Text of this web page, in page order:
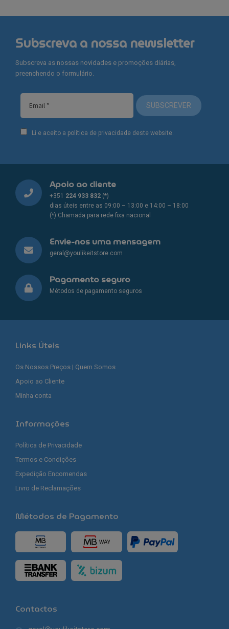
Subscreva a nossa newsletter
Subscreva as nossas novidades e promoções diárias,
preenchendo o formulário.
SUBSCREVER
Li e aceito a política de privacidade deste website.
Apoio ao cliente
+351 224 933 832 (*)
dias úteis entre as 09:00 – 13:00 e 14:00 – 18:00
(*) Chamada para rede fixa nacional
Envie-nos uma mensagem
geral@youlikeitstore.com
Pagamento seguro
Métodos de pagamento seguros
Links Úteis
Os Nossos Preços | Quem Somos
Apoio ao Cliente
Minha conta
Informações
Política de Privacidade
Termos e Condições
Expedição Encomendas
Livro de Reclamações
Métodos de Pagamento
Contactos